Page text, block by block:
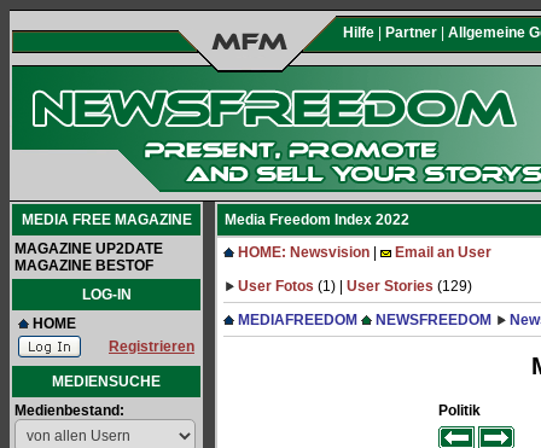
Hilfe Partner Allgemeine
MEDIA FREE MAGAZINE
MAGAZINE UP2DATE
MAGAZINE BESTOF
LOG-IN
HOME
Registrieren
MEDIENSUCHE
Medienbestand:
Media Freedom Index 2022
HOME: Newsvision
Email an User
User Fotos (1) | User Stories (129)
MEDIAFREEDOM
NEWSFREEDOM
Politik